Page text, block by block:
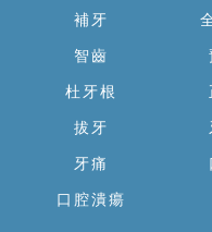
補牙
智齒
杜牙根
拔牙
牙痛
口腔潰瘍